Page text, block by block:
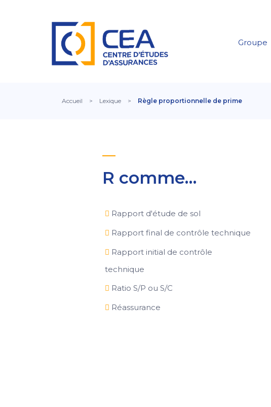
Groupe
Accueil > Lexique > Règle proportionnelle de prime
R comme…
Rapport d'étude de sol
Rapport final de contrôle technique
Rapport initial de contrôle
technique
Ratio S/P ou S/C
Réassurance